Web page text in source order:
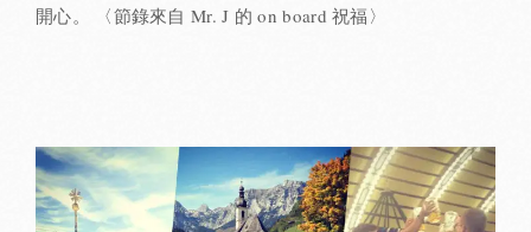
開心。 〈節錄來自 Mr. J 的 on board 祝福〉